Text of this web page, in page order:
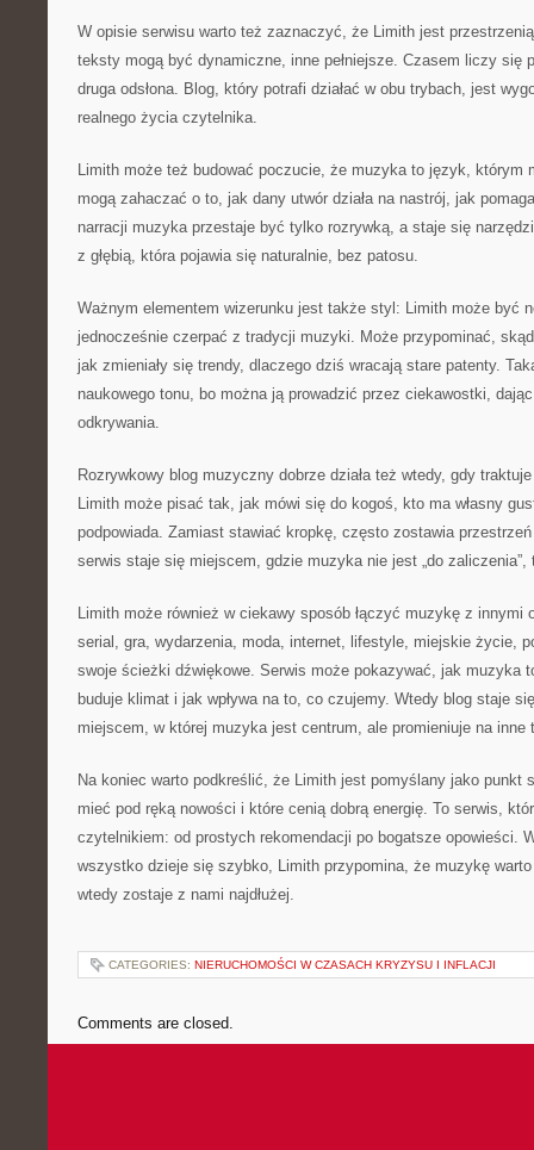
W opisie serwisu warto też zaznaczyć, że Limith jest
teksty mogą być dynamiczne, inne pełniejsze. Czasem liczy się
druga odsłona. Blog, który potrafi działać w obu trybach, jest
realnego życia czytelnika.
Limith może też budować poczucie, że muzyka to język, którym
mogą zahaczać o to, jak dany utwór działa na nastrój, jak
narracji muzyka przestaje być tylko rozrywką, a staje się
z głębią, która pojawia się naturalnie, bez patosu.
Ważnym elementem wizerunku jest także styl: Limith może być
jednocześnie czerpać z tradycji muzyki. Może przypominać,
jak zmieniały się trendy, dlaczego dziś wracają stare patenty.
naukowego tonu, bo można ją prowadzić przez ciekawostki,
odkrywania.
Rozrywkowy blog muzyczny dobrze działa też wtedy, gdy
Limith może pisać tak, jak mówi się do kogoś, kto ma własny
podpowiada. Zamiast stawiać kropkę, często zostawia
serwis staje się miejscem, gdzie muzyka nie jest „do
Limith może również w ciekawy sposób łączyć muzykę z innymi
serial, gra, wydarzenia, moda, internet, lifestyle, miejskie życie,
swoje ścieżki dźwiękowe. Serwis może pokazywać, jak muzyka
buduje klimat i jak wpływa na to, co czujemy. Wtedy blog staje
miejscem, w której muzyka jest centrum, ale promieniuje na inne
Na koniec warto podkreślić, że Limith jest pomyślany jako punkt
mieć pod ręką nowości i które cenią dobrą energię. To serwis,
czytelnikiem: od prostych rekomendacji po bogatsze opowieści.
wszystko dzieje się szybko, Limith przypomina, że muzykę
wtedy zostaje z nami najdłużej.
CATEGORIES: NIERUCHOMOŚCI W CZASACH KRYZYSU I INFLACJI
Comments are closed.